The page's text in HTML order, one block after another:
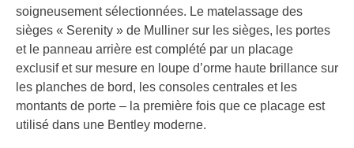
soigneusement sélectionnées. Le matelassage des
sièges « Serenity » de Mulliner sur les sièges, les portes
et le panneau arrière est complété par un placage
exclusif et sur mesure en loupe d’orme haute brillance sur
les planches de bord, les consoles centrales et les
montants de porte – la première fois que ce placage est
utilisé dans une Bentley moderne.